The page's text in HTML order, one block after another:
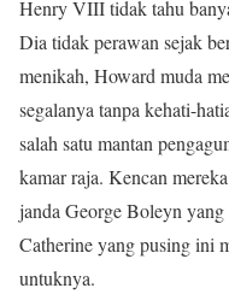
Henry VIII tidak tahu
Dia tidak perawan sejak
menikah, Howard muda
segalanya tanpa kehati-
salah satu mantan
kamar raja. Kencan
janda George Boleyn
Catherine yang pusing ini
untuknya.